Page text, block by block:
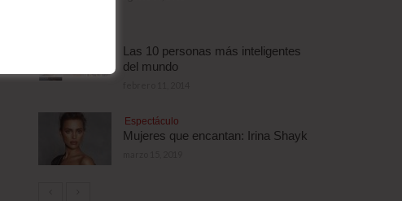
Las 10 personas más inteligentes
del mundo
Espectáculo
Mujeres que encantan: Irina Shayk